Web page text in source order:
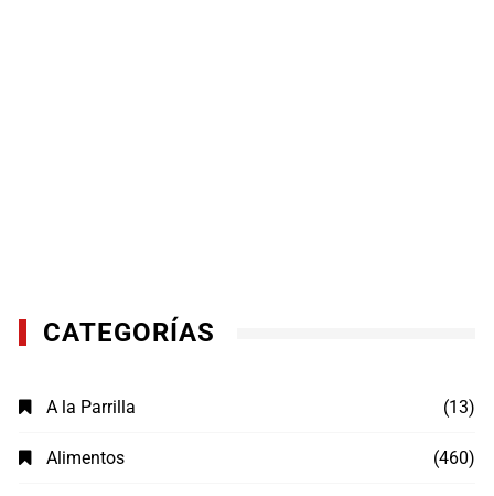
CATEGORÍAS
A la Parrilla (13)
Alimentos (460)